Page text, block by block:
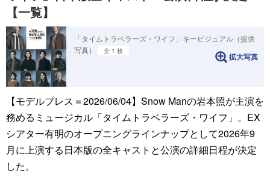
【一覧】
「タイムトラベラーズ・ワイフ」キービジュアル（提供
写真）
全 1 枚
拡大写真
【モデルプレス＝2026/06/04】Snow Manの岩本照が主演を
務めるミュージカル「タイムトラベラーズ・ワイフ」。EX
シアター有明のオープニングラインナップとして2026年9
月に上演する日本版の全キャストと公演の詳細日程が決定
した。